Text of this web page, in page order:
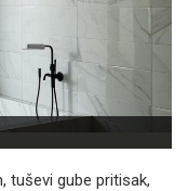
tuševi gube pritisak,